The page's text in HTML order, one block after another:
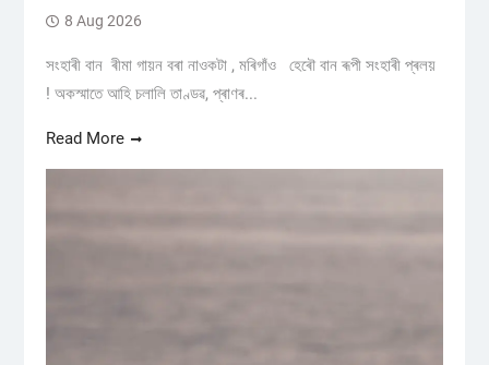
8 Aug 2026
সংহাৰী বান ৰীমা গায়ন বৰা নাওকটা , মৰিগাঁও হেৰৌ বান ৰূপী সংহাৰী প্ৰলয়
! অকস্মাতে আহি চলালি তাণ্ডৱ, প্ৰাণৰ...
Read More